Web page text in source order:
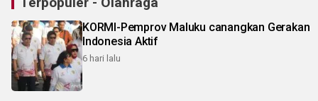
KORMI-Pemprov Maluku canangkan Gerakan
Indonesia Aktif
6 hari lalu